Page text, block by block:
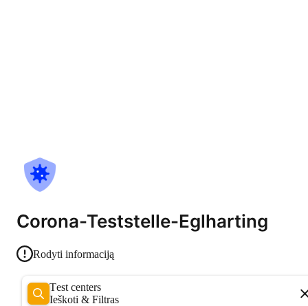
Corona-Teststelle-Eglharting
Rodyti informaciją
Test centers
Ieškoti & Filtras